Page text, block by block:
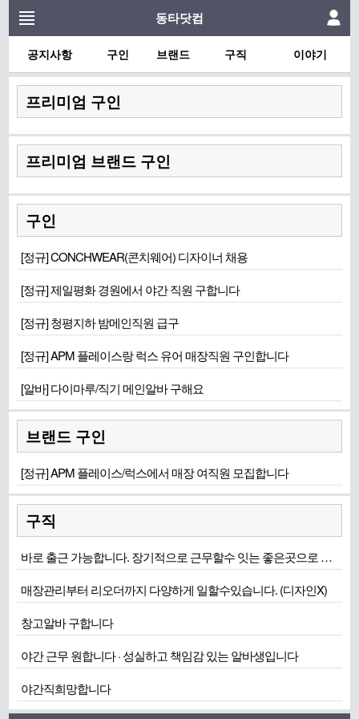
동타닷컴
공지사항 구인 브랜드 구직 이야기
프리미엄 구인
프리미엄 브랜드 구인
구인
[정규] CONCHWEAR(콘치웨어) 디자이너 채용
[정규] 제일평화 경원에서 야간 직원 구합니다
[정규] 청평지하 밤메인직원 급구
[정규] APM 플레이스랑 럭스 유어 매장직원 구인합니다
[알바] 다이마루/직기 메인알바 구해요
브랜드 구인
[정규] APM 플레이스/럭스에서 매장 여직원 모집합니다
구직
바로 출근 가능합니다. 장기적으로 근무할수 잇는 좋은곳으로 희망합니다
매장관리부터 리오더까지 다양하게 일할수있습니다. (디자인X)
창고알바 구합니다
야간 근무 원합니다 · 성실하고 책임감 있는 알바생입니다
야간직희망합니다